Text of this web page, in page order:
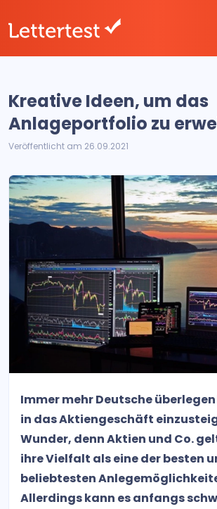
Kreative Ideen, um das
Anlageportfolio zu
Veröffentlicht am 26.09.2021
Immer mehr Deutsche
in das Aktiengeschäft
Wunder, denn Aktien und Co.
ihre Vielfalt als eine der besten
beliebtesten
Allerdings kann es anfangs